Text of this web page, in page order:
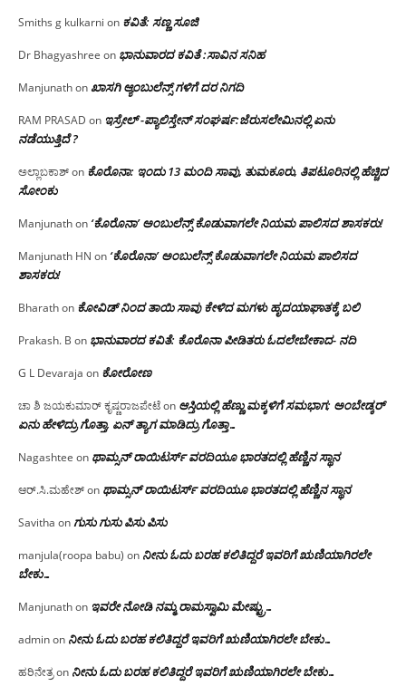
Smiths g kulkarni on ಕವಿತೆ: ಸಣ್ಣ ಸೂಜಿ
Dr Bhagyashree on ಭಾನುವಾರದ ಕವಿತೆ :ಸಾವಿನ ಸನಿಹ
Manjunathonಖಾಸಗಿ ಆ್ಯಂಬುಲೆನ್ಸ್ ಗಳಿಗೆ ದರ ನಿಗದಿ
RAM PRASAD on ಇಸ್ರೇಲ್ -ಪ್ಯಾಲಿಸ್ತೇನ್ ಸಂಘರ್ಷ:ಜೆರುಸಲೇಮಿನಲ್ಲಿ ಏನು
ನಡೆಯುತ್ತಿದೆ ?
ಅಲ್ಲಾಬಕಾಶ್on ಕೊರೊನಾ: ಇಂದು 13 ಮಂದಿ ಸಾವು, ತುಮಕೂರು, ತಿಪಟೂರಿನಲ್ಲಿ ಹೆಚ್ಚಿದ
ಸೋಂಕು
Manjunathon ‘ಕೊರೊನಾ’ ಅಂಬುಲೆನ್ಸ್ ಕೊಡುವಾಗಲೇ ನಿಯಮ ಪಾಲಿಸದ ಶಾಸಕರು!
Manjunath HN on ‘ಕೊರೊನಾ’ ಅಂಬುಲೆನ್ಸ್ ಕೊಡುವಾಗಲೇ ನಿಯಮ ಪಾಲಿಸದ
ಶಾಸಕರು!
Bharathon ಕೋವಿಡ್ ನಿಂದ ತಾಯಿ ಸಾವು ಕೇಳಿದ ಮಗಳು ಹೃದಯಾಘಾತಕ್ಕೆ ಬಲಿ
Prakash. B on ಭಾನುವಾರದ ಕವಿತೆ: ಕೊರೊನಾ ಪೀಡಿತರು ಓದಲೇಬೇಕಾದ- ನದಿ
G L Devaraja on ಕೋರೋಣ
ಚಾ ಶಿ ಜಯಕುಮಾರ್ ಕೃಷ್ಣರಾಜಪೇಟೆon ಆಸ್ತಿಯಲ್ಲಿ ಹೆಣ್ಣು ಮಕ್ಕಳಿಗೆ ಸಮಭಾಗ; ಅಂಬೇಡ್ಕರ್
ಏನು ಹೇಳಿದ್ರು ಗೊತ್ತಾ, ಏನ್ ತ್ಯಾಗ ಮಾಡಿದ್ರು ಗೊತ್ತಾ…
Nagashtee on ಥಾಮ್ಸನ್ ರಾಯಿಟರ್ಸ್ ವರದಿಯೂ ಭಾರತದಲ್ಲಿ ಹೆಣ್ಣಿನ ಸ್ಥಾನ‌
ಆರ್.ಸಿ.ಮಹೇಶ್on ಥಾಮ್ಸನ್ ರಾಯಿಟರ್ಸ್ ವರದಿಯೂ ಭಾರತದಲ್ಲಿ ಹೆಣ್ಣಿನ ಸ್ಥಾನ‌
Savitha onಗುಸು ಗುಸು ಪಿಸು ಪಿಸು
manjula(roopa babu) on ನೀನು ಓದು ಬರಹ ಕಲಿತಿದ್ದರೆ ಇವರಿಗೆ ಋಣಿಯಾಗಿರಲೇ
ಬೇಕು…
Manjunathon ಇವರೇ‌ ನೋಡಿ‌ ನಮ್ಮ‌ ರಾಮಸ್ವಾಮಿ ಮೇಷ್ಟ್ರು…
adminon ನೀನು ಓದು ಬರಹ ಕಲಿತಿದ್ದರೆ ಇವರಿಗೆ ಋಣಿಯಾಗಿರಲೇ ಬೇಕು…
ಹರಿನೇತ್ರon ನೀನು ಓದು ಬರಹ ಕಲಿತಿದ್ದರೆ ಇವರಿಗೆ ಋಣಿಯಾಗಿರಲೇ ಬೇಕು…